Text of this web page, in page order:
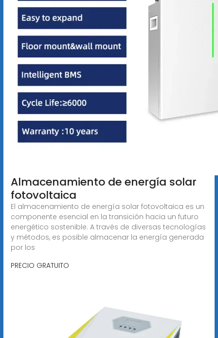
Almacenamiento de energía solar
fotovoltaica
El almacenamiento de energía solar fotovoltaica es un
componente esencial en la transición hacia un futuro
energético sostenible. A través de diversas tecnologías
y métodos, es posible almacenar la energía generada
por los
PRECIO GRATUITO